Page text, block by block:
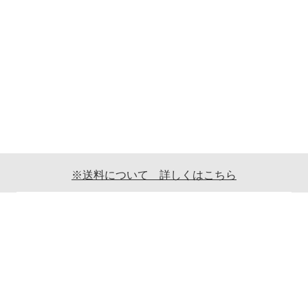
※送料について 詳しくはこちら